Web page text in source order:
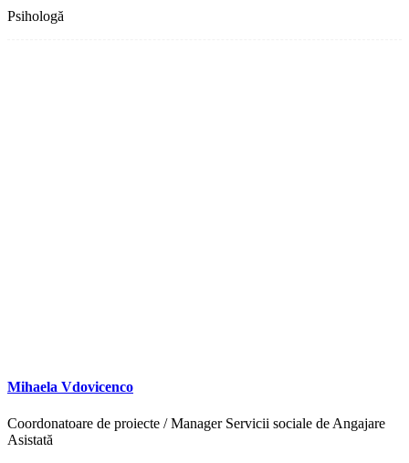
Psihologă
Mihaela Vdovicenco
Coordonatoare de proiecte / Manager Servicii sociale de Angajare
Asistată